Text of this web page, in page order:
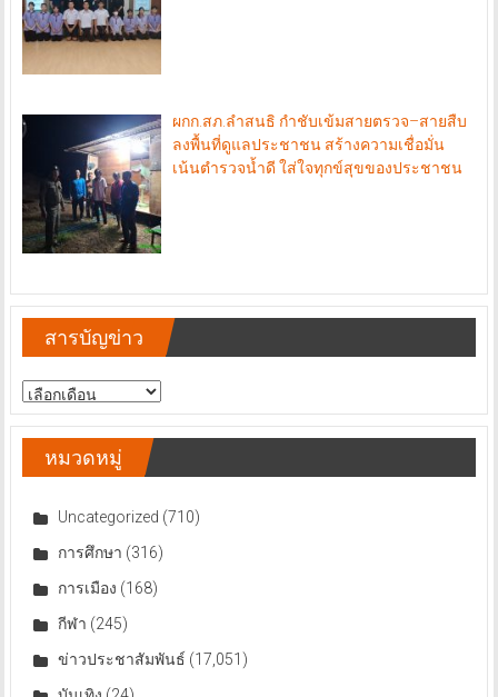
ผกก.สภ.ลำสนธิ กำชับเข้มสายตรวจ–สายสืบ
ลงพื้นที่ดูแลประชาชน สร้างความเชื่อมั่น
เน้นตำรวจน้ำดี ใส่ใจทุกข์สุขของประชาชน
สารบัญข่าว
สารบัญ
ข่าว
หมวดหมู่
Uncategorized (710)
การศึกษา (316)
การเมือง (168)
กีฬา (245)
ข่าวประชาสัมพันธ์ (17,051)